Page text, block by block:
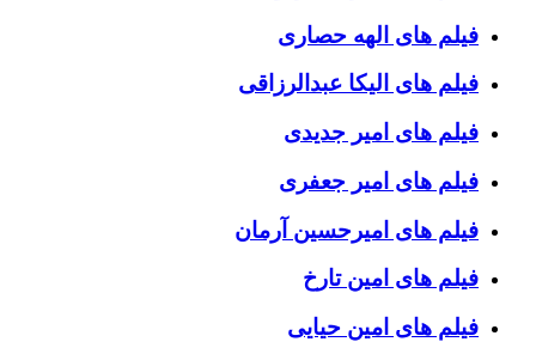
فیلم های الهه حصاری
فیلم های الیکا عبدالرزاقی
فیلم های امیر جدیدی
فیلم های امیر جعفری
فیلم های امیرحسین آرمان
فیلم های امین تارخ
فیلم های امین حیایی